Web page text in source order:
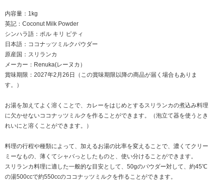
内容量：1kg
英記：Coconut Milk Powder
シンハラ語：ポル キリ ピティ
日本語：ココナッツミルクパウダー
原産国：スリランカ
メーカー：Renuka(レーヌカ）
賞味期限：2027年2月26日（この賞味期限以降の商品が届く場合もありま
す。）
お湯を加えてよく溶くことで、カレーをはじめとするスリランカの煮込み料理
に欠かせないココナッツミルクを作ることができます。（泡立て器を使うとき
れいにと溶くことができます。）
料理の行程や種類によって、加えるお湯の比率を変えることで、濃くてクリー
ミーなもの、薄くてシャバっとしたものと、使い分けることができます。
スリランカ料理に適した一般的な目安として、50gのパウダー対して、約45℃
の湯500ccで約550ccのココナッツミルクを作ることができます。